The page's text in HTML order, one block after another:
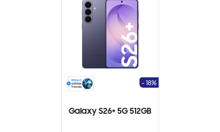
Galaxy S26+ 5G 512GB
- 18%